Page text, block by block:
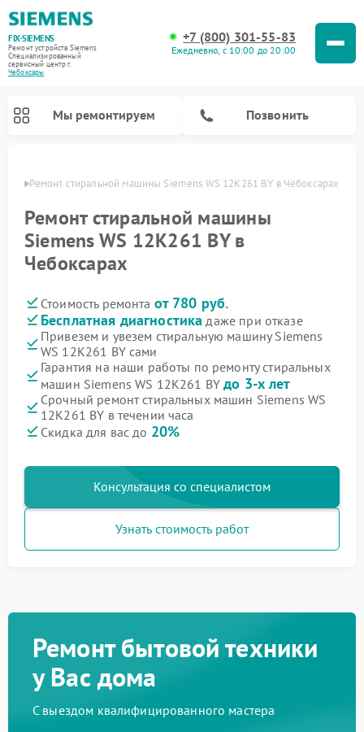
FIX-SIEMENS
Ремонт устройств Siemens
Специализированный
cервисный центр г.
Чебоксары
+7 (800) 301-55-83
Ежедневно, с 10:00 до 20:00
Мы ремонтируем Позвонить
Ремонт стиральной машины Siemens WS 12K261 BY в Чебоксарах
Ремонт стиральной машины
Siemens WS 12K261 BY в
Чебоксарах
Стоимость ремонта от 780 руб.
Бесплатная диагностика даже при отказе
Привезем и увезем стиральную машину Siemens
WS 12K261 BY сами
Гарантия на наши работы по ремонту стиральных
машин Siemens WS 12K261 BYдо 3-х лет
Срочный ремонт стиральных машин Siemens WS
12K261 BY в течении часа
Скидка для вас до 20%
Консультация со специалистом
Узнать стоимость работ
Ремонт бытовой техники
у Вас дома
С выездом квалифицированного мастера